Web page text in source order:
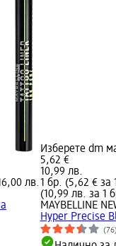
лв.
Изберете dm
5,62 €
10,99 лв.
1 бр. (5,62 € за
(10,99 лв. за 1
MAYBELLINE
Hyper Precise
(76)